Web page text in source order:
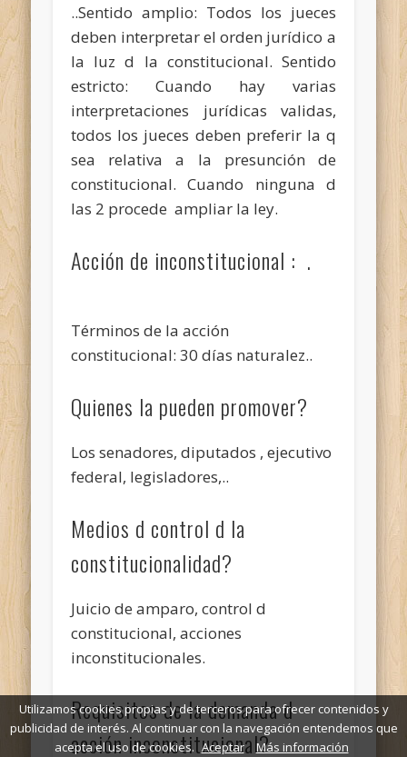
..Sentido amplio: Todos los jueces
deben interpretar el orden jurídico a
la luz d la constitucional. Sentido
estricto: Cuando hay varias
interpretaciones jurídicas validas,
todos los jueces deben preferir la q
sea relativa a la presunción de
constitucional. Cuando ninguna d
las 2 procede ampliar la ley.
Acción de inconstitucional : .
Términos de la acción
constitucional: 30 días naturalez..
Quienes la pueden promover?
Los senadores, diputados , ejecutivo
federal, legisladores,..
Medios d control d la
constitucionalidad?
Juicio de amparo, control d
constitucional, acciones
inconstitucionales.
Requisitos de la demanda d
acción inconstitucional?
Utilizamos cookies propias y de terceros para ofrecer contenidos y
publicidad de interés. Al continuar con la navegación entendemos que
acepta el uso de cookies. Aceptar Más información